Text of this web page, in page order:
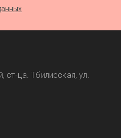
ст-ца. Тбилисская, ул.